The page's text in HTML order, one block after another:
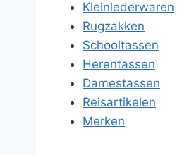
Kleinlederwaren
Rugzakken
Schooltassen
Herentassen
Damestassen
Reisartikelen
Merken